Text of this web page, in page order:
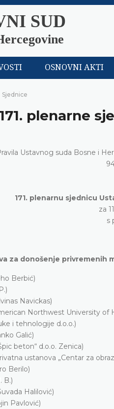
SUD
OSNOVNI AKTI
Sjednice
plenarne
Ustavnog suda Bosne i
171. plenarnu sjednicu
za
s
za donošenje privremenih
Berbić)
Navickas)
Northwest University of
i tehnologije d.o.o.)
Galić)
beton“ d.o.o. Zenica)
ustanova „Centar za
Berilo)
B.)
Halilović)
Pavlović)